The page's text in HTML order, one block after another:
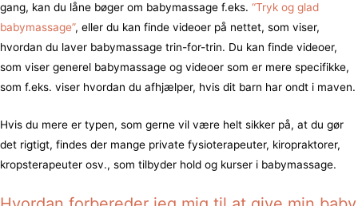
gang, kan du låne bøger om babymassage f.eks. “Tryk og glad
babymassage”, eller du kan finde videoer på nettet, som viser,
hvordan du laver babymassage trin-for-trin. Du kan finde videoer,
som viser generel babymassage og videoer som er mere specifikke,
som f.eks. viser hvordan du afhjælper, hvis dit barn har ondt i maven.
Hvis du mere er typen, som gerne vil være helt sikker på, at du gør
det rigtigt, findes der mange private fysioterapeuter, kiropraktorer,
kropsterapeuter osv., som tilbyder hold og kurser i babymassage.